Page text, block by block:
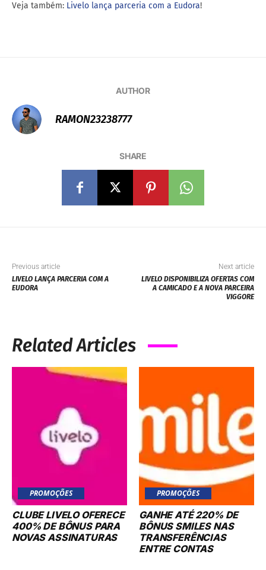
Veja também: Livelo lança parceria com a Eudora!
AUTHOR
RAMON23238777
SHARE
Previous article
LIVELO LANÇA PARCERIA COM A
EUDORA
Next article
LIVELO DISPONIBILIZA OFERTAS COM
A CAMICADO E A NOVA PARCEIRA
VIGGORE
Related Articles
PROMOÇÕES
CLUBE LIVELO OFERECE
400% DE BÔNUS PARA
NOVAS ASSINATURAS
PROMOÇÕES
GANHE ATÉ 220% DE
BÔNUS SMILES NAS
TRANSFERÊNCIAS
ENTRE CONTAS